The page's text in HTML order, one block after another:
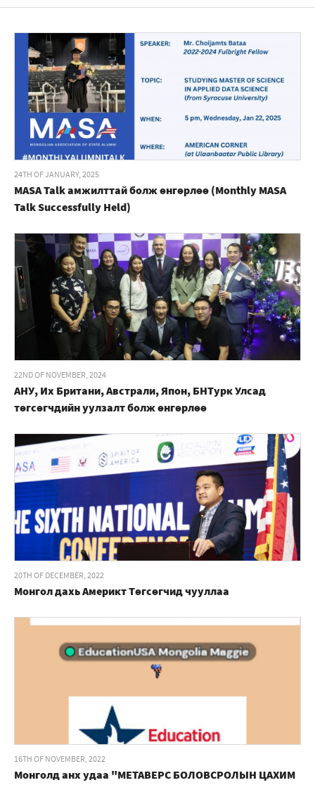
24TH OF JANUARY, 2025
MASA Talk амжилттай болж өнгөрлөө (Monthly MASA
Talk Successfully Held)
22ND OF NOVEMBER, 2024
АНУ, Их Британи, Австрали, Япон, БНТурк Улсад
төгсөгчдийн уулзалт болж өнгөрлөө
20TH OF DECEMBER, 2022
Монгол дахь Америкт Төгсөгчид чууллаа
16TH OF NOVEMBER, 2022
Монголд анх удаа "МЕТАВЕРС БОЛОВСРОЛЫН ЦАХИМ